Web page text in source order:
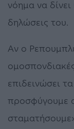
νόημα να δίνει
δηλώσεις του.
Αν ο
επιδεινώσει
προσφύγουμε